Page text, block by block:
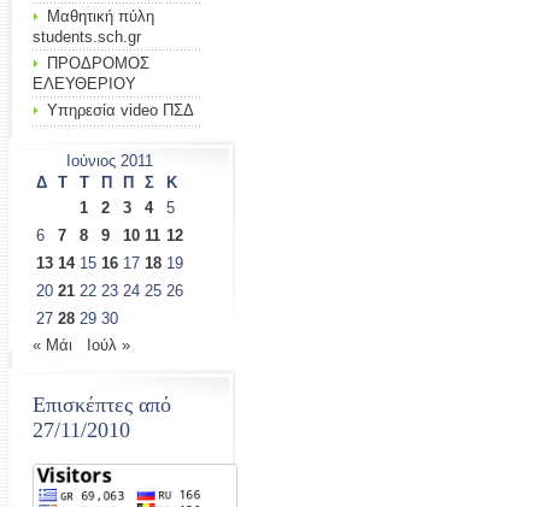
Μαθητική πύλη
students.sch.gr
ΠΡΟΔΡΟΜΟΣ
ΕΛΕΥΘΕΡΙΟΥ
Υπηρεσία video ΠΣΔ
Ιούνιος 2011
Δ Τ Τ Π Π Σ
Κ
1
2 3 4
5
6
7 8 9 10 11 12
13 14 15 16 17 18 19
20 21 22 23 24 25 26
27 28 29 30
« Μάι
Ιούλ »
Επισκέπτες από
27/11/2010